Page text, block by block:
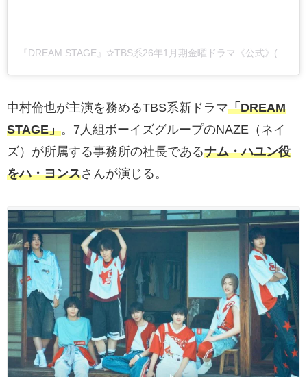
中村倫也が主演を務めるTBS系新ドラマ「DREAM
STAGE」。7人組ボーイズグループのNAZE（ネイ
ズ）が所属する事務所の社長であるナム・ハユン役
をハ・ヨンスさんが演じる。